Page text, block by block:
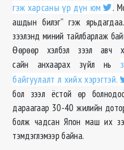
гэж харсаны үр дүн юм
.
ашдын билэг” гэж
зээлэнд миний тайлбарлаж
Өөрөөр хэлбэл зээл авч
сайн анхаарах зүйл нь
байгуулалт л хийх хэрэгтэй.
бол зээл ёстой өр
дараагаар 30-40 жилийн
болж чадсан Япон маш их
тэмдэглэмээр байна.